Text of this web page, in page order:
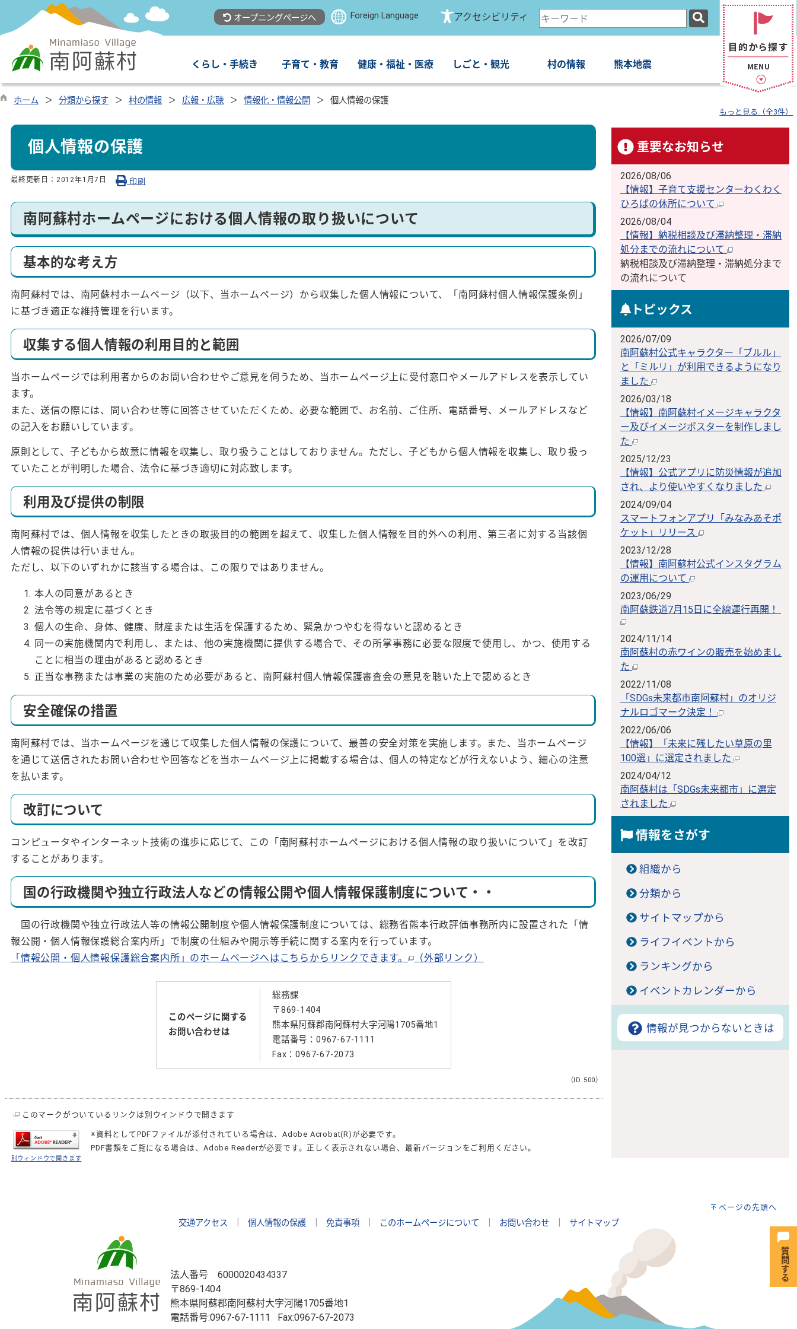
オープニングページへ Foreign Language アクセシビリティ
検
索
ー
ー
くらし・手続き 子育て・教育 健康・福祉・医療 しごと・観光 村の情報 熊本地震
ホーム 分類から探す 村の情報 広報・広聴 情報化・情報公開 個人情報の保護
もっと見る（全3件）
個人情報の保護
最終更新日： 2012年1月7日 印刷
南阿蘇村ホームページにおける個人情報の取り扱いについて
基本的な考え方
南阿蘇村では、南阿蘇村ホームページ（以下、当ホームページ）から収集した個人情報について、「南阿蘇村個人情報保護条例」
に基づき適正な維持管理を行います。
収集する個人情報の利用目的と範囲
当ホームページでは利用者からのお問い合わせやご意見を伺うため、当ホームページ上に受付窓口やメールアドレスを表示してい
ます。
また、送信の際には、問い合わせ等に回答させていただくため、必要な範囲で、お名前、ご住所、電話番号、メールアドレスなど
の記入をお願いしています。
原則として、子どもから故意に情報を収集し、取り扱うことはしておりません。ただし、子どもから個人情報を収集し、取り扱っ
ていたことが判明した場合、法令に基づき適切に対応致します。
利用及び提供の制限
南阿蘇村では、個人情報を収集したときの取扱目的の範囲を超えて、収集した個人情報を目的外への利用、第三者に対する当該個
人情報の提供は行いません。
ただし、以下のいずれかに該当する場合は、この限りではありません。
本人の同意があるとき
法令等の規定に基づくとき
個人の生命、身体、健康、財産または生活を保護するため、緊急かつやむを得ないと認めるとき
同一の実施機関内で利用し、または、他の実施機関に提供する場合で、その所掌事務に必要な限度で使用し、かつ、使用する
ことに相当の理由があると認めるとき
正当な事務または事業の実施のため必要があると、南阿蘇村個人情報保護審査会の意見を聴いた上で認めるとき
安全確保の措置
南阿蘇村では、当ホームページを通じて収集した個人情報の保護について、最善の安全対策を実施します。また、当ホームページ
を通じて送信されたお問い合わせや回答などを当ホームページ上に掲載する場合は、個人の特定などが行えないよう、細心の注意
を払います。
改訂について
コンピュータやインターネット技術の進歩に応じて、この「南阿蘇村ホームページにおける個人情報の取り扱いについて」を改訂
することがあります。
国の行政機関や独立行政法人などの情報公開や個人情報保護制度について・・
国の行政機関や独立行政法人等の情報公開制度や個人情報保護制度については、総務省熊本行政評価事務所内に設置された「情
報公開・個人情報保護総合案内所」で制度の仕組みや開示等手続に関する案内を行っています。
「情報公開・個人情報保護総合案内所」のホームページへはこちらからリンクできます。
（外部リンク）
このページに関する
お問い合わせは
総務課
〒869-1404
熊本県阿蘇郡南阿蘇村大字河陽1705番地1
電話番号：0967-67-1111
Fax：0967-67-2073
（ID:500）
このマークがついているリンクは別ウインドウで開きます
別ウィンドウで開きます
※資料としてPDFファイルが添付されている場合は、Adobe Acrobat(R)が必要です。
PDF書類をご覧になる場合は、Adobe Readerが必要です。正しく表示されない場合、最新バージョンをご利用ください。
重要なお知らせ
2026/08/06
【情報】子育て支援センターわくわく
ひろばの休所について
2026/08/04
【情報】納税相談及び滞納整理・滞納
処分までの流れについて
納税相談及び滞納整理・滞納処分まで
の流れについて
トピックス
2026/07/09
南阿蘇村公式キャラクター「ブルル」
と「ミルリ」が利用できるようになり
ました
2026/03/18
【情報】南阿蘇村イメージキャラクタ
ー及びイメージポスターを制作しまし
た
2025/12/23
【情報】公式アプリに防災情報が追加
され、より使いやすくなりました
2024/09/04
スマートフォンアプリ「みなみあそポ
ケット」リリース
2023/12/28
【情報】南阿蘇村公式インスタグラム
の運用について
2023/06/29
南阿蘇鉄道7月15日に全線運行再開！
2024/11/14
南阿蘇村の赤ワインの販売を始めまし
た
2022/11/08
「SDGs未来都市南阿蘇村」のオリジ
ナルロゴマーク決定！
2022/06/06
【情報】「未来に残したい草原の里
100選」に選定されました
2024/04/12
南阿蘇村は「SDGs未来都市」に選定
されました
情報をさがす
組織から
分類から
サイトマップから
ライフイベントから
ランキングから
イベントカレンダーから
情報が見つからないときは
ページの先頭へ
交通アクセス 個人情報の保護 免責事項 このホームページについて お問い合わせ サイトマップ
法人番号 6000020434337
〒869-1404
熊本県阿蘇郡南阿蘇村大字河陽1705番地1
電話番号:0967-67-1111 Fax:0967-67-2073